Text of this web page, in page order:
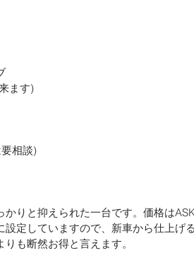
ます)
相談)
りと抑えられた一台です。価格は
定していますので、新車から仕上げ
も断然お得と言えます。